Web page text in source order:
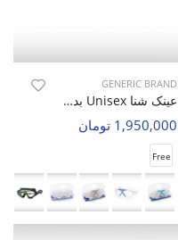
GENERIC BRAND
عینک شنا Unisex بدون برند Aqua Glide U
1,950,000 تومان
Free